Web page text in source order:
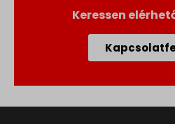
Keressen